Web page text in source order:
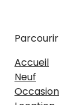
Parcourir
Accueil
Neuf
Occasion